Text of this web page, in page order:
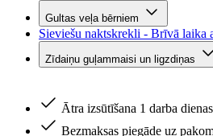
Gultas veļa bērniem
Sieviešu naktskrekli - Brīvā laika
Zīdaiņu guļammaisi un ligzdiņas
Ātra izsūtīšana 1 darba
Bezmaksas piegāde uz